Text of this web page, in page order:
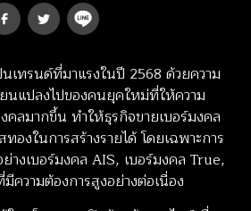
นเทรนด์ที่มาแรงในปี 2568 ด้วยความ
ยนแปลงไปของคนยุคใหม่ที่ให้ความ
คลมากขึ้น ทำให้ธุรกิจขายเบอร์มงคล
องในการสร้างรายได้ โดยเฉพาะการ
างเบอร์มงคล AIS, เบอร์มงคล True,
ความต้องการสูงอย่างต่อเนื่อง